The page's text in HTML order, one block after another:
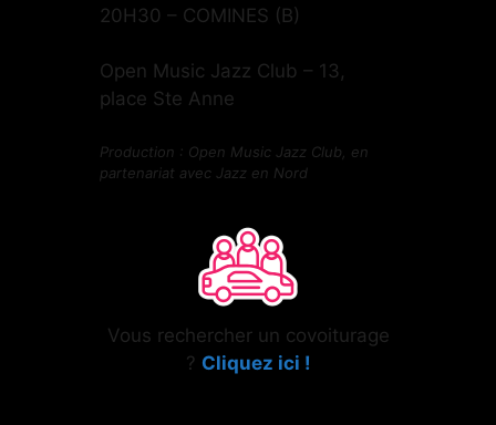
20H30 – COMINES (B)
Open Music Jazz Club – 13,
place Ste Anne
Production : Open Music Jazz Club, en
partenariat avec Jazz en Nord
Vous rechercher un covoiturage
? Cliquez ici !